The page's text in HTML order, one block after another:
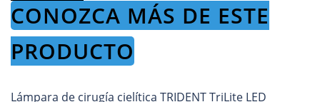
CONOZCA MÁS DE ESTE
PRODUCTO
Lámpara de cirugía cielítica TRIDENT TriLite LED